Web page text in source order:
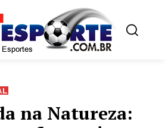
na Natureza: